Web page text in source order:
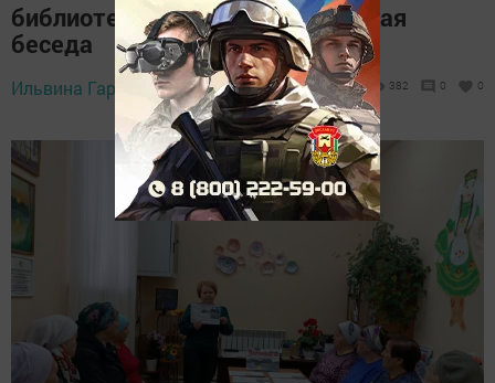
библиотеке прошла тематическая
беседа
Ильвина Гараева, 26 апреля 2026 - 18:03 382 0 0